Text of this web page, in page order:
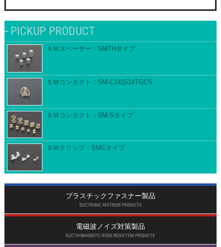
PICKUP PRODUCT
ＳＭスペーサー：SMTHタイプ
ＳＭコンタクト：SM-C141514TGCS
ＳＭコンタクト：SM-Sタイプ
ＳＭクリップ：SMCタイプ
プラスチックファスナー製品
ELECTRONIC FASTENER PRODUCTS
電磁波ノイズ対策製品
ELECTROMAGNETIC NOISE REDUCTION PRODUCTS